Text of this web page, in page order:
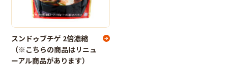
スンドゥブチゲ 2倍濃縮
（※こちらの商品はリニュ
ーアル商品があります）